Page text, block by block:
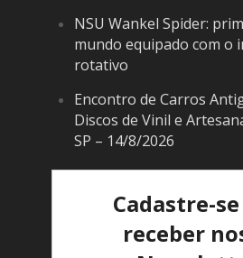
NSU Wankel Spider:
mundo equipado com o
rotativo
Encontro de Carros
Discos de Vinil e
SP – 14/8/2026